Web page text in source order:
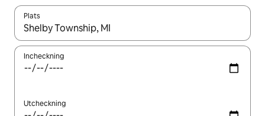
Plats
När resultaten är tillgängliga kan du navigera med upp- och
Incheckning
Utcheckning